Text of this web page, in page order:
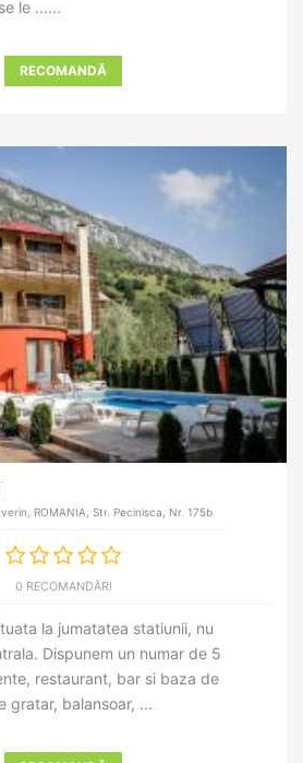
le ......
RECOMANDĂ
ROMANIA, Str. Pecinisca, Nr. 175b
0 RECOMANDĂRI
la jumatatea statiunii, nu
Dispunem un numar de 5
restaurant, bar si baza de
gratar, balansoar, ...